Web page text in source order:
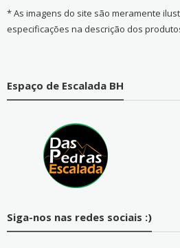
* As imagens do site são meramente
especificações na descrição dos
Espaço de Escalada BH
Siga-nos nas redes sociais :)